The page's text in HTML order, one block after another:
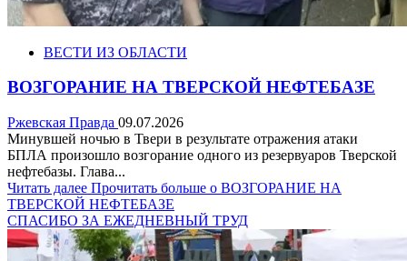
ВЕСТИ ИЗ ОБЛАСТИ
ВОЗГОРАНИЕ НА ТВЕРСКОЙ НЕФТЕБАЗЕ
Ржевская Правда 09.07.2026
Минувшей ночью в Твери в результате отражения атаки
БПЛА произошло возгорание одного из резервуаров Тверской
нефтебазы. Глава...
Читать далее Прочитать больше о ВОЗГОРАНИЕ НА
ТВЕРСКОЙ НЕФТЕБАЗЕ
СПАСИБО ЗА ЕЖЕДНЕВНЫЙ ТРУД